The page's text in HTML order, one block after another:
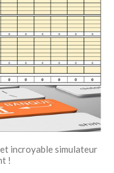
incroyable simulateur
!